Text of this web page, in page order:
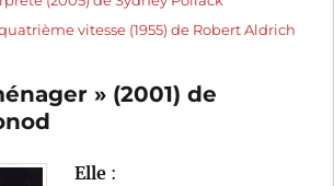
:
:
vitesse (1955) de Robert Aldrich
» (2001) de
Elle :